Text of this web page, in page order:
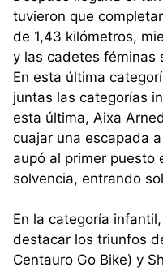
tuvieron que
de 1,43 kilómetros,
y las cadetes féminas
En esta última
juntas las categorías
esta última, Aixa
cuajar una escapada
aupó al primer puesto
solvencia, entrando
En la categoría
destacar los triunfos
Centauro Go Bike) y